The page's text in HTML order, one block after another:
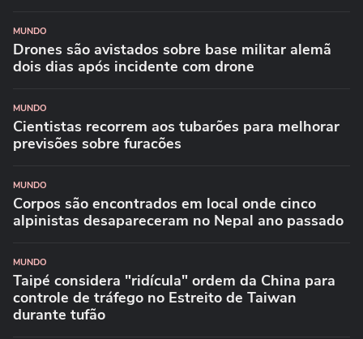
MUNDO
Drones são avistados sobre base militar alemã
dois dias após incidente com drone
MUNDO
Cientistas recorrem aos tubarões para melhorar
previsões sobre furacões
MUNDO
Corpos são encontrados em local onde cinco
alpinistas desapareceram no Nepal ano passado
MUNDO
Taipé considera "ridícula" ordem da China para
controle de tráfego no Estreito de Taiwan
durante tufão